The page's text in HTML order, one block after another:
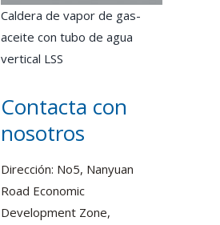
Caldera de vapor de gas-
aceite con tubo de agua
vertical LSS
Contacta con
nosotros
Dirección: No5, Nanyuan
Road Economic
Development Zone,